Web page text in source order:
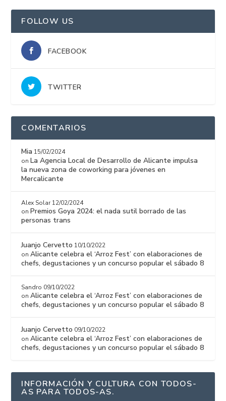
FOLLOW US
FACEBOOK
TWITTER
COMENTARIOS
Mia 15/02/2024
on La Agencia Local de Desarrollo de Alicante impulsa
la nueva zona de coworking para jóvenes en
Mercalicante
Alex Solar 12/02/2024
on Premios Goya 2024: el nada sutil borrado de las
personas trans
Juanjo Cervetto 10/10/2022
onAlicante celebra el ‘Arroz Fest’ con elaboraciones de
chefs, degustaciones y un concurso popular el sábado 8
Sandro 09/10/2022
onAlicante celebra el ‘Arroz Fest’ con elaboraciones de
chefs, degustaciones y un concurso popular el sábado 8
Juanjo Cervetto 09/10/2022
onAlicante celebra el ‘Arroz Fest’ con elaboraciones de
chefs, degustaciones y un concurso popular el sábado 8
INFORMACIÓN Y CULTURA CON TODOS-
AS PARA TODOS-AS.